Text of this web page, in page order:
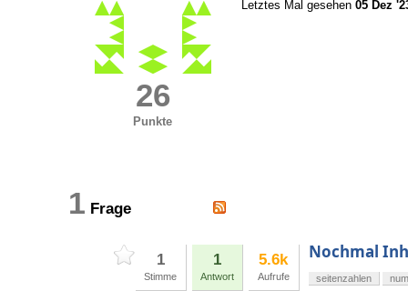
26
Punkte
Letztes Mal gesehen 05 Dez
1 Frage
1
Stimme
1
Antwort
5.6k
Aufrufe
Nochmal
seitenzahlen